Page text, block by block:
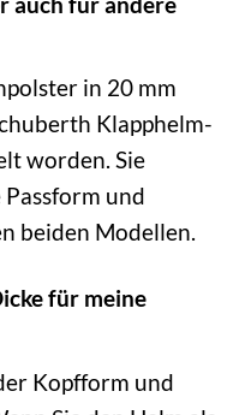
in 20 mm
Klapphelm-
worden. Sie
und
beiden Modellen.
für meine
Kopfform und